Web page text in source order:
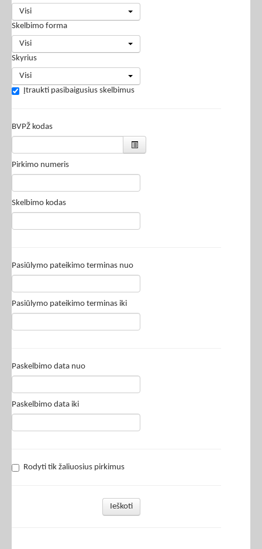
Visi
Skelbimo forma
Visi
Skyrius
Visi
Įtraukti pasibaigusius skelbimus
BVPŽ kodas
Pirkimo numeris
Skelbimo kodas
Pasiūlymo pateikimo terminas nuo
Pasiūlymo pateikimo terminas iki
Paskelbimo data nuo
Paskelbimo data iki
Rodyti tik žaliuosius pirkimus
Ieškoti